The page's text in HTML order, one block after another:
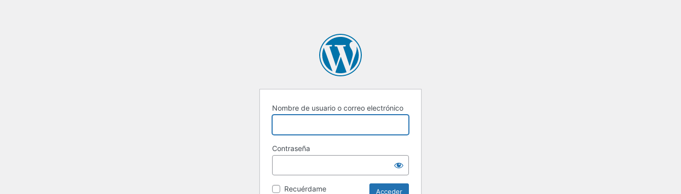
Nombre de usuario o correo electrónico
Contraseña
Recuérdame